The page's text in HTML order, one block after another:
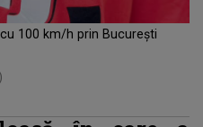
100 km/h prin București